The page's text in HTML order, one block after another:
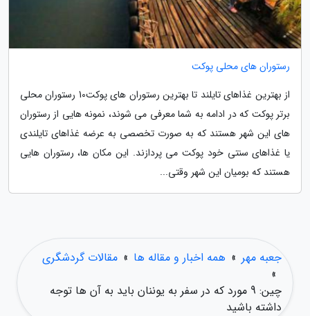
رستوران های محلی پوکت
از بهترین غذاهای تایلند تا بهترین رستوران های پوکت10 رستوران محلی
برتر پوکت که در ادامه به شما معرفی می شوند، نمونه هایی از رستوران
های این شهر هستند که به صورت تخصصی به عرضه غذاهای تایلندی
یا غذاهای سنتی خود پوکت می پردازند. این مکان ها، رستوران هایی
هستند که بومیان این شهر وقتی...
جعبه مهر » همه اخبار و مقاله ها » مقالات گردشگری
»
چین: 9 مورد که در سفر به یوننان باید به آن ها توجه
داشته باشید